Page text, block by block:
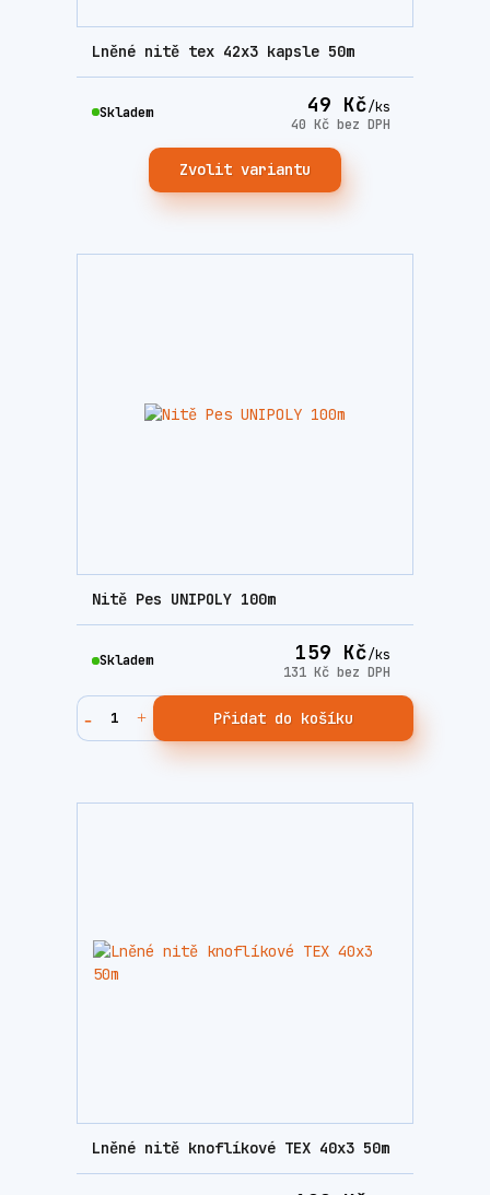
Lněné nitě tex 42x3 kapsle 50m
49 Kč/ks
40 Kč bez DPH
Skladem
Zvolit variantu
Nitě Pes UNIPOLY 100m
159 Kč/ks
131 Kč bez DPH
Skladem
Přidat do košíku
Lněné nitě knoflíkové TEX 40x3 50m